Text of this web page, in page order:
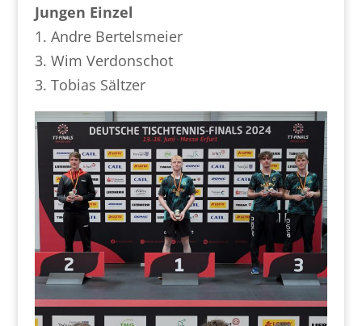
Jungen Einzel
1. Andre Bertelsmeier
3. Wim Verdonschot
3. Tobias Sältzer